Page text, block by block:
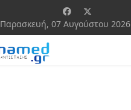
Παρασκευή, 07 Αυγούστου 2026